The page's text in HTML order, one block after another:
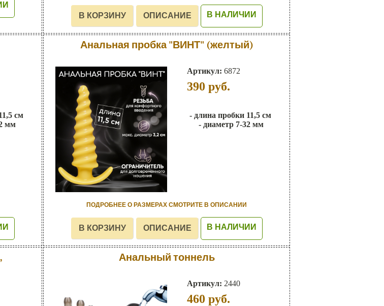
В НАЛИЧИИ
см
мм
Анальная пробка "ВИНТ" (желтый)
Артикул: 6872
390 руб.
- длина пробки 11,5 см
- диаметр 7-32 мм
ПОДРОБНЕЕ О РАЗМЕРАХ СМОТРИТЕ В ОПИСАНИИ
В НАЛИЧИИ
Анальный тоннель
Артикул: 2440
460 руб.